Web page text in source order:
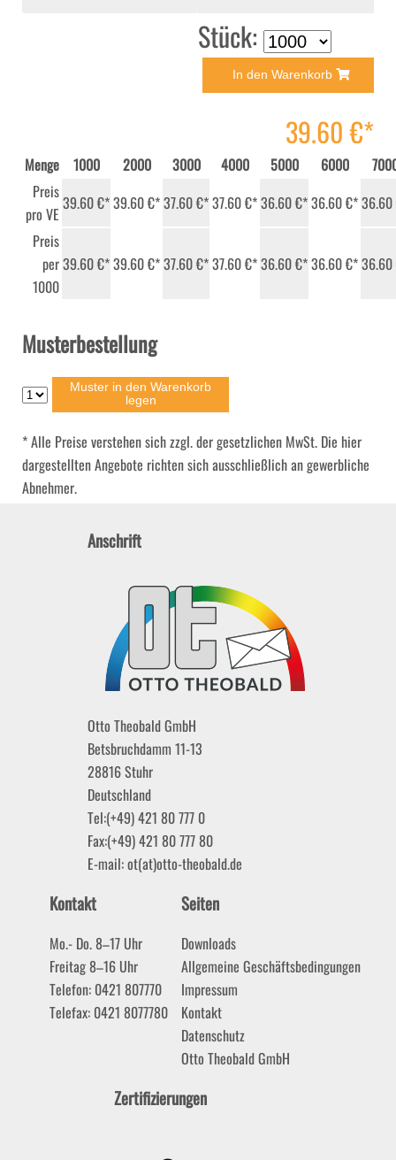
Stück:
In den Warenkorb
39.60 €*
Menge 1000 2000 3000 4000 5000 6000
Preis
pro VE
39.60 €*39.60 €*37.60 €*37.60 €*36.60 €*36.60 €*
Preis
per
1000
39.60 €*39.60 €*37.60 €*37.60 €*36.60 €*36.60 €*
Musterbestellung
Muster in den Warenkorb
legen
* Alle Preise verstehen sich zzgl. der gesetzlichen MwSt. Die hier
dargestellten Angebote richten sich ausschließlich an gewerbliche
Abnehmer.
Anschrift
Otto Theobald GmbH
Betsbruchdamm 11-13
28816Stuhr
Deutschland
Tel:(+49) 421 80 777 0
Fax:(+49) 421 80 777 80
E-mail:ot(at)otto-theobald.de
Kontakt
Mo.- Do. 8–17 Uhr
Freitag 8–16 Uhr
Telefon: 0421 807770
Telefax: 0421 8077780
Seiten
Downloads
Allgemeine Geschäftsbedingungen
Impressum
Kontakt
Datenschutz
Otto Theobald GmbH
Zertifizierungen